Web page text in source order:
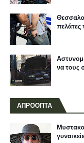
πελάτες
να τους
ΑΠΡΟΟΠΤΑ